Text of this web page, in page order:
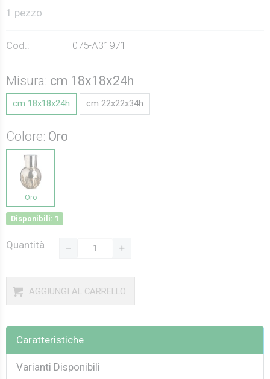
1 pezzo
Cod.: 075-A31971
Misura: cm 18x18x24h
cm 18x18x24h cm 22x22x34h
Colore: Oro
Oro
Disponibili: 1
Quantità
AGGIUNGI AL CARRELLO
Caratteristiche
Varianti Disponibili